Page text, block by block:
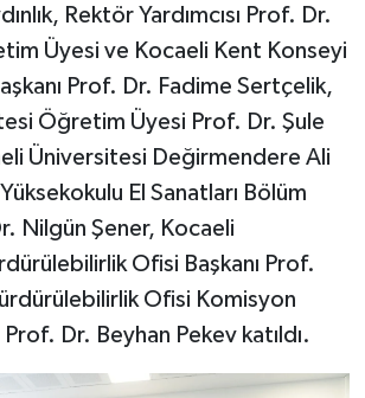
Rektör Yardımcısı Prof. Dr.
Üyesi ve Kocaeli Kent Konseyi
Prof. Dr. Fadime Sertçelik,
Öğretim Üyesi Prof. Dr. Şule
Üniversitesi Değirmendere Ali
El Sanatları Bölüm
Nilgün Şener, Kocaeli
Ofisi Başkanı Prof.
Ofisi Komisyon
Prof. Dr. Beyhan Pekev katıldı.